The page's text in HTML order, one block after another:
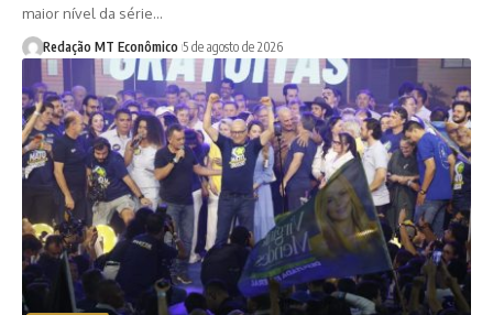
maior nível da série…
Redação MT Econômico 5 de agosto de 2026